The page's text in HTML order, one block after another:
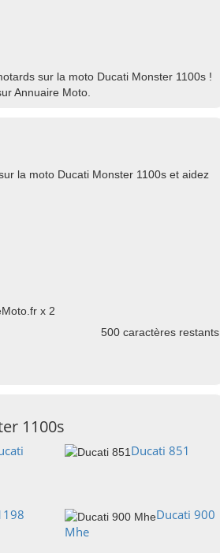
sur la moto Ducati Monster 1100s !
Annuaire Moto.
la moto Ducati Monster 1100s et aidez
x 2
500 caractères restants
1100s
Ducati 851
Ducati 900
Mhe